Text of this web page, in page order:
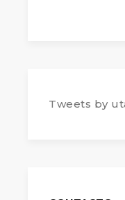
Tweets by